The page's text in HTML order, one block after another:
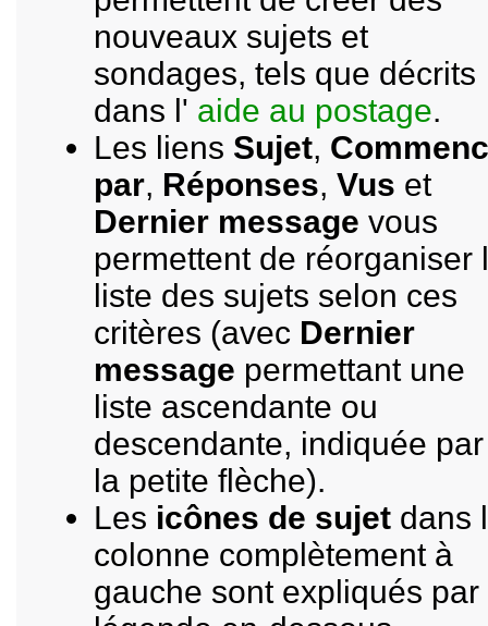
nouveaux sujets et
sondages, tels que décrits
dans l' aide au postage.
Les liens Sujet,
par, Réponses, Vus et
Dernier message vous
permettent de réorganiser
liste des sujets selon ces
critères (avec Dernier
message permettant une
liste ascendante ou
descendante, indiquée par
la petite flèche).
Les icônes de sujetdans
colonne complètement à
gauche sont expliqués par